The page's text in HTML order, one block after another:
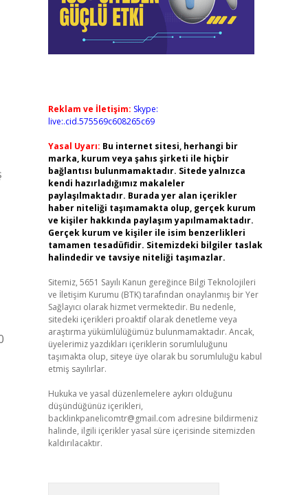
Reklam ve İletişim: Skype:
live:.cid.575569c608265c69
Yasal Uyarı: Bu internet sitesi, herhangi bir
marka, kurum veya şahıs şirketi ile hiçbir
bağlantısı bulunmamaktadır. Sitede yalnızca
kendi hazırladığımız makaleler
paylaşılmaktadır. Burada yer alan içerikler
haber niteliği taşımamakta olup, gerçek kurum
ve kişiler hakkında paylaşım yapılmamaktadır.
Gerçek kurum ve kişiler ile isim benzerlikleri
tamamen tesadüfidir. Sitemizdeki bilgiler taslak
halindedir ve tavsiye niteliği taşımazlar.
Sitemiz, 5651 Sayılı Kanun gereğince Bilgi Teknolojileri
ve İletişim Kurumu (BTK) tarafından onaylanmış bir Yer
Sağlayıcı olarak hizmet vermektedir. Bu nedenle,
sitedeki içerikleri proaktif olarak denetleme veya
araştırma yükümlülüğümüz bulunmamaktadır. Ancak,
üyelerimiz yazdıkları içeriklerin sorumluluğunu
taşımakta olup, siteye üye olarak bu sorumluluğu kabul
etmiş sayılırlar.
Hukuka ve yasal düzenlemelere aykırı olduğunu
düşündüğünüz içerikleri,
backlinkpanelicomtr@gmail.com adresine bildirmeniz
halinde, ilgili içerikler yasal süre içerisinde sitemizden
kaldırılacaktır.